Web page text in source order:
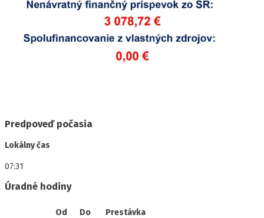
Predpoveď počasia
Lokálny čas
07:31
Úradné hodiny
Od Do
Prestávka